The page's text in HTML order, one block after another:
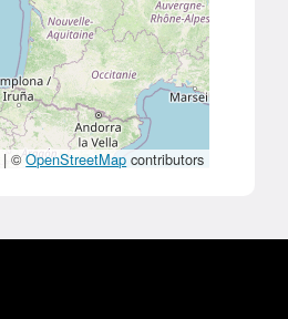
| ©OpenStreetMap contributors